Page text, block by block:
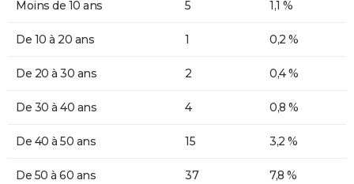
Moins de 10 ans 5 1,1 %
De 10 à 20 ans 1 0,2 %
De 20 à 30 ans 2 0,4 %
De 30 à 40 ans 4 0,8 %
De 40 à 50 ans 15 3,2 %
De 50 à 60 ans 37 7,8 %